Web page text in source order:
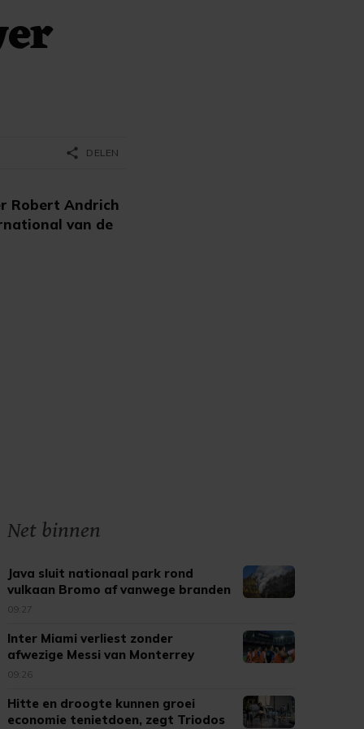
Robert Andrich
van de
share DELEN
Net binnen
Java sluit nationaal park rond
vulkaan Bromo af vanwege branden
09:27
Inter Miami verliest zonder
afwezige Messi van Monterrey
09:26
Hitte en droogte kunnen groei
economie tenietdoen, zegt Triodos